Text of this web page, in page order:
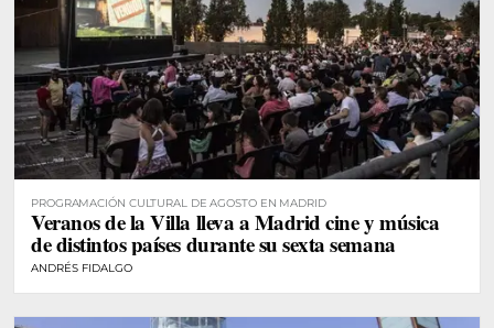
PROGRAMACIÓN CULTURAL DE AGOSTO EN MADRID
Veranos de la Villa lleva a Madrid cine y música
de distintos países durante su sexta semana
ANDRÉS FIDALGO